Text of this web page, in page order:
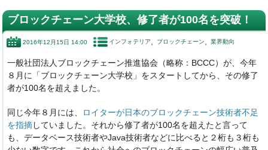
c
e
b
o
o
k
k
e
n
e
e
n
a
ブロックチェーン大学校、修了者が100名を突破！
2016年12月15日 14:00 インフォテリア ブロックチェーン 業界動向
一般社団法人ブロックチェーン推進協会（略称：BCCC）が、今年
８月に「ブロックチェーン大学校」をスタートしてから、その修了
者が100名を超えました。
同じ今年８月には、 ロイターが日本のブロックチェーン技術者不足
を指摘していました。それから修了者が100名を超えたと言って
も、データベース技術者やJava技術者などに比べると２桁も３桁も